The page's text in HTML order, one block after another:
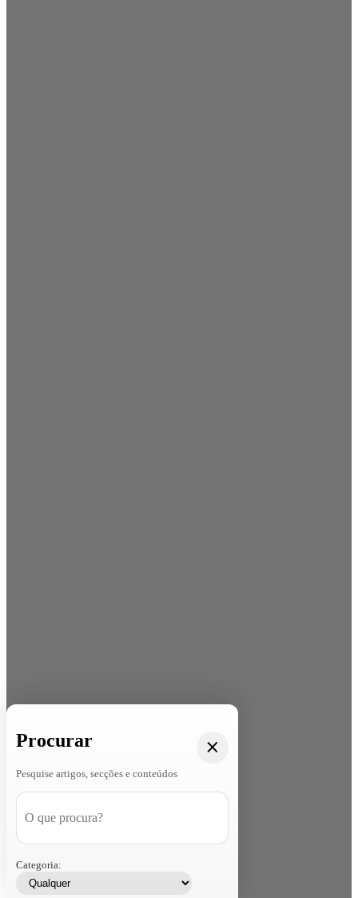
Procurar
Pesquise artigos, secções e conteúdos
Categoria: